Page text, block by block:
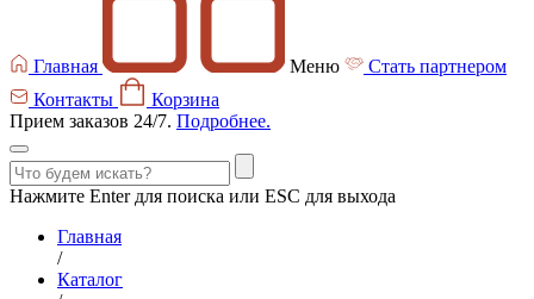
Главная Меню
Стать партнером
Контакты
Корзина
Прием заказов 24/7. Подробнее.
Нажмите Enter для поиска или ESC для выхода
Главная
/
Каталог